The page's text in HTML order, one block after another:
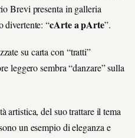
Brevi presenta in galleria
divertente: “cArte a pArte”.
su carta con “tratti”
leggero sembra “danzare” sulla
artistica, del suo trattare il tema
un esempio di eleganza e